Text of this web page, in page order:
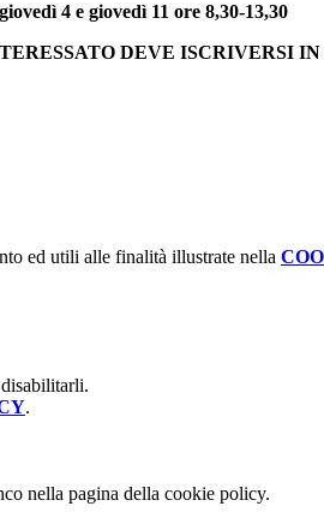
4 e giovedì 11 ore 8,30-13,30
DEVE ISCRIVERSI
ed utili alle finalità illustrate nella
.
nella pagina della cookie policy.